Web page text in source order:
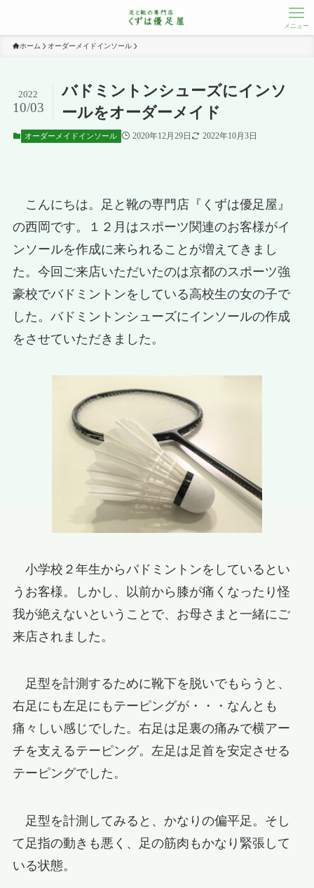
メニュー
ホーム オーダーメイドインソール
バドミントンシューズにインソ
ールをオーダーメイド
2022
10/03
オーダーメイドインソール 2020年12月29日 2022年10月3日
こんにちは。足と靴の専門店『くずは優足屋』
の西岡です。１２月はスポーツ関連のお客様がイ
ンソールを作成に来られることが増えてきまし
た。今回ご来店いただいたのは京都のスポーツ強
豪校でバドミントンをしている高校生の女の子で
した。バドミントンシューズにインソールの作成
をさせていただきました。
小学校２年生からバドミントンをしているとい
うお客様。しかし、以前から膝が痛くなったり怪
我が絶えないということで、お母さまと一緒にご
来店されました。
足型を計測するために靴下を脱いでもらうと、
右足にも左足にもテーピングが・・・なんとも
痛々しい感じでした。右足は足裏の痛みで横アー
チを支えるテーピング。左足は足首を安定させる
テーピングでした。
足型を計測してみると、かなりの偏平足。そし
て足指の動きも悪く、足の筋肉もかなり緊張して
いる状態。